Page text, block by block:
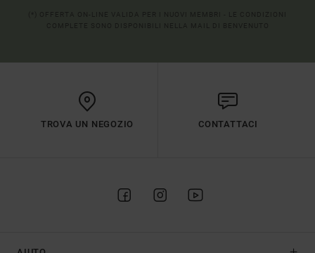
TROVA UN NEGOZIO CONTATTACI